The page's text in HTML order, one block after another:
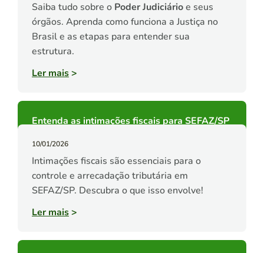
Saiba tudo sobre o Poder Judiciárioe seus
órgãos. Aprenda como funciona a Justiça no
Brasil e as etapas para entender sua
estrutura.
Ler mais>
Entenda as intimações fiscais para SEFAZ/SP
10/01/2026
Intimações fiscais são essenciais para o
controle e arrecadação tributária em
SEFAZ/SP. Descubra o que isso envolve!
Ler mais>